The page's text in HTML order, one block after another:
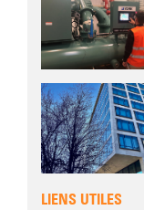
LIENS UTILES